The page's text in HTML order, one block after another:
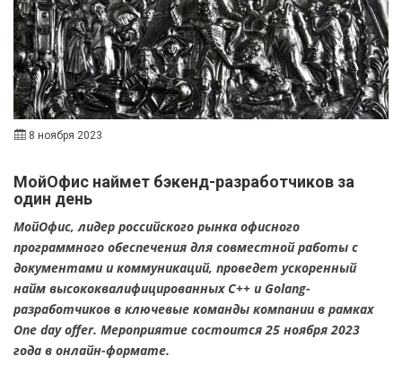
8 ноября 2023
МойОфис наймет бэкенд-разработчиков за
один день
МойОфис, лидер российского рынка офисного
программного обеспечения для совместной работы с
документами и коммуникаций, проведет ускоренный
найм высококвалифицированных C++ и Golang-
разработчиков в ключевые команды компании в рамках
One day offer. Мероприятие состоится 25 ноября 2023
года в онлайн-формате.